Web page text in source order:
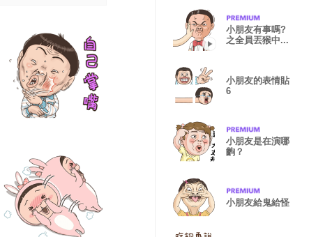
小朋友有事嗎?
之全員丟猴中...
小朋友的表情貼
6
小朋友是在演哪
齣？
小朋友給鬼給怪